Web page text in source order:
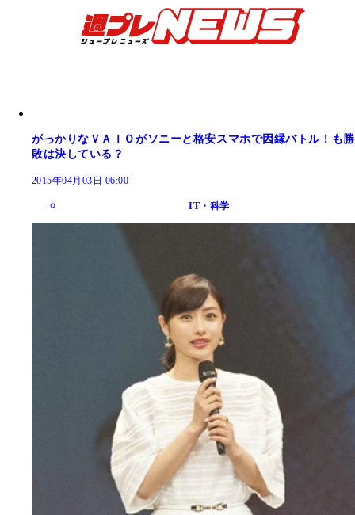
がっかりなＶＡＩＯがソニーと格安スマホで因縁バトル！も勝
敗は決している？
2015年04月03日 06:00
IT・科学